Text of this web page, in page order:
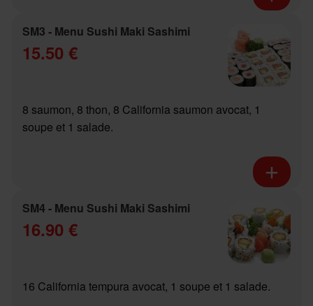
SM3 - Menu Sushi Maki Sashimi
15.50 €
8 saumon, 8 thon, 8 California saumon avocat, 1
soupe et 1 salade.
SM4 - Menu Sushi Maki Sashimi
16.90 €
16 California tempura avocat, 1 soupe et 1 salade.